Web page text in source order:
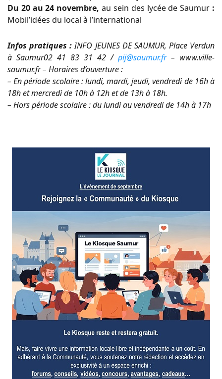
Du 20 au 24 novembre,au sein des lycée de Saumur :
Mobil’idées du local à l’international
Infos pratiques :INFO JEUNES DE SAUMUR, Place Verdun
à Saumur02 41 83 31 42 / pij@saumur.fr– www.ville-
saumur.fr – Horaires d’ouverture :
– En période scolaire : lundi, mardi, jeudi, vendredi de 16h à
18h et mercredi de 10h à 12h et de 13h à 18h.
– Hors période scolaire : du lundi au vendredi de 14h à 17h